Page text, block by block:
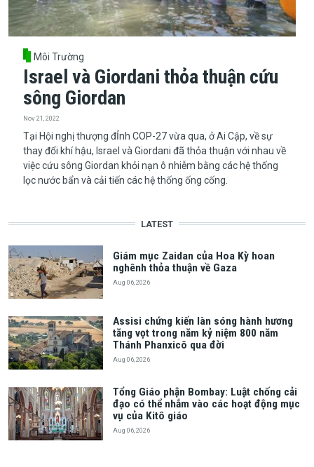
Môi Trường
Israel và Giordani thỏa thuận cứu
sông Giordan
Nov 21, 2022
Tại Hội nghị thượng đỈnh COP-27 vừa qua, ở Ai Cập, về sự
thay đổi khí hậu, Israel và Giordani đã thỏa thuận với nhau về
việc cứu sông Giordan khỏi nạn ô nhiễm bằng các hệ thống
lọc nước bẩn và cải tiến các hệ thống ống cống.
LATEST
Giám mục Zaidan của Hoa Kỳ hoan
nghênh thỏa thuận về Gaza
Aug 06, 2026
Assisi chứng kiến làn sóng hành hương
tăng vọt trong năm kỷ niệm 800 năm
Thánh Phanxicô qua đời
Aug 06, 2026
Tổng Giáo phận Bombay: Luật chống cải
đạo có thể nhắm vào các hoạt động mục
vụ của Kitô giáo
Aug 06, 2026